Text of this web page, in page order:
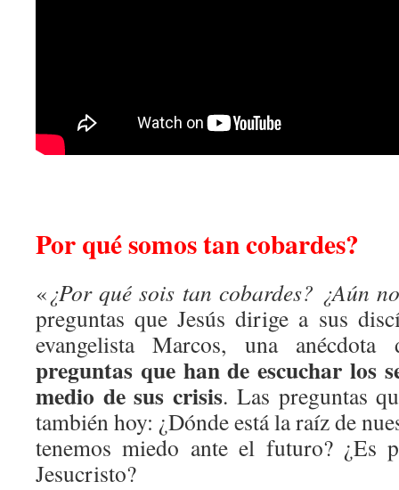
Por qué somos tan cobardes?
«¿Por qué sois tan cobardes? ¿Aún
preguntas que Jesús dirige a sus
evangelista Marcos, una
preguntas que han de escuchar los
medio de sus crisis. Las preguntas
también hoy: ¿Dónde está la raíz de
tenemos miedo ante el futuro? ¿Es
Jesucristo?